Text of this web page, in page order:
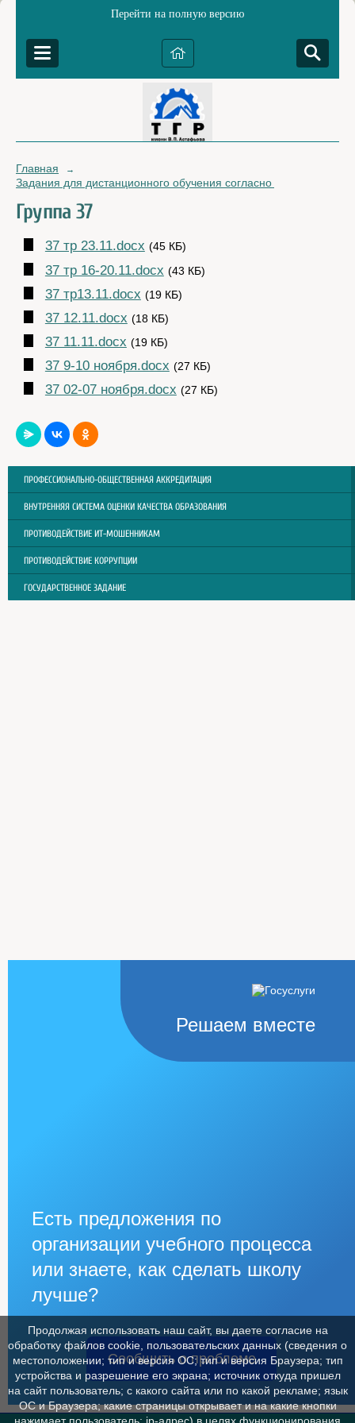
Перейти на полную версию
Главная →
Задания для дистанционного обучения согласно расписанию
Группа 37
37 тр 23.11.docx (45 КБ)
37 тр 16-20.11.docx (43 КБ)
37 тр13.11.docx (19 КБ)
37 12.11.docx (18 КБ)
37 11.11.docx (19 КБ)
37 9-10 ноября.docx (27 КБ)
37 02-07 ноября.docx (27 КБ)
ПРОФЕССИОНАЛЬНО-ОБЩЕСТВЕННАЯ АККРЕДИТАЦИЯ
ВНУТРЕННЯЯ СИСТЕМА ОЦЕНКИ КАЧЕСТВА ОБРАЗОВАНИЯ
ПРОТИВОДЕЙСТВИЕ ИТ-МОШЕННИКАМ
ПРОТИВОДЕЙСТВИЕ КОРРУПЦИИ
ГОСУДАРСТВЕННОЕ ЗАДАНИЕ
Решаем вместе
Есть предложения по
организации учебного процесса
или знаете, как сделать школу
лучше?
Сообщить о проблеме
Продолжая использовать наш сайт, вы даете согласие на
обработку файлов cookie, пользовательских данных (сведения о
местоположении; тип и версия ОС; тип и версия Браузера; тип
устройства и разрешение его экрана; источник откуда пришел
на сайт пользователь; с какого сайта или по какой рекламе; язык
ОС и Браузера; какие страницы открывает и на какие кнопки